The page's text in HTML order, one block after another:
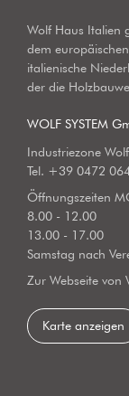
Wolf Haus Italien
dem
italienische
der die
WOLF SYSTEM
Industriezone
Tel. +39 0472
Öffnungszeiten
8.00 - 12.00
13.00 - 17.00
Samstag nach
Zur Webseite von
Karte anzeigen